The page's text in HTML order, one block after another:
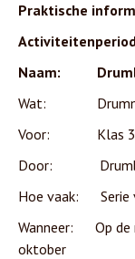
Praktische
Naam:
Wat: Drummen
Voor: Klas 3 t/
Door: Drumble
Hoe vaak: Serie
Wanneer: Op de
oktober